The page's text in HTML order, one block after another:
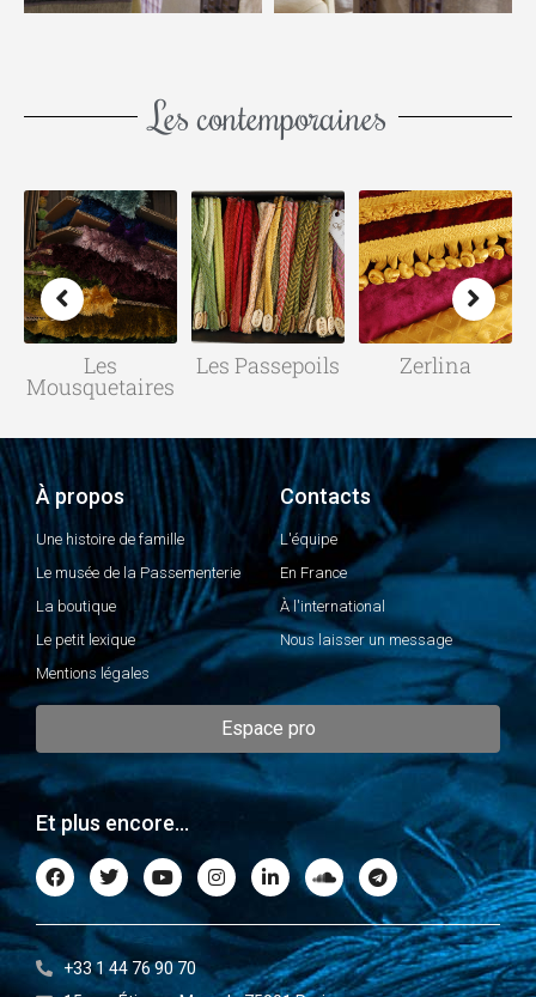
Les contemporaines
Les Passepoils Zerlina Physis
À propos
Une histoire de famille
Le musée de la Passementerie
La boutique
Le petit lexique
Mentions légales
Contacts
L'équipe
En France
À l'international
Nous laisser un message
Espace pro
Et plus encore...
+33 1 44 76 90 70